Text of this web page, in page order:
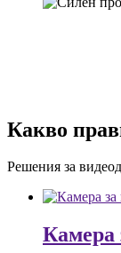
Какво
Решения за
Камера